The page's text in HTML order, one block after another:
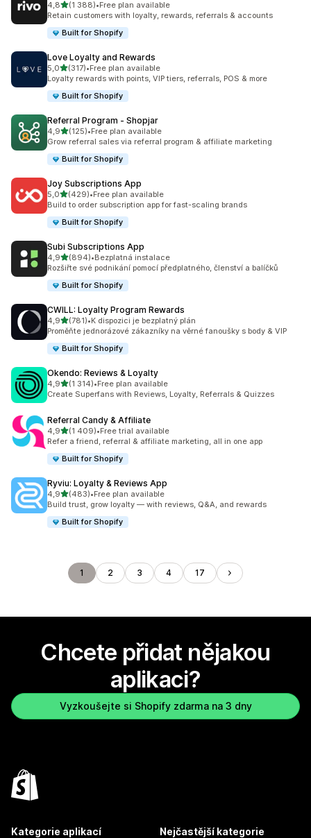
4,8z 5 hvězd
(1 388)
Celkový počet recenzí: 1388
•Free plan available
Retain customers with loyalty, rewards, referrals & accounts
Built for Shopify
Love Loyalty and Rewards
5,0z 5 hvězd
(317)
Celkový počet recenzí: 317
•Free plan available
Loyalty rewards with points, VIP tiers, referrals, POS & more
Built for Shopify
Referral Program ‑ Shopjar
4,9z 5 hvězd
(125)
Celkový počet recenzí: 125
•Free plan available
Grow referral sales via referral program & affiliate marketing
Built for Shopify
Joy Subscriptions App
5,0z 5 hvězd
(429)
Celkový počet recenzí: 429
•Free plan available
Build to order subscription app for fast-scaling brands
Built for Shopify
Subi Subscriptions App
4,9z 5 hvězd
(894)
Celkový počet recenzí: 894
•Bezplatná instalace
Rozšiřte své podnikání pomocí předplatného, členství a balíčků
Built for Shopify
CWILL: Loyalty Program Rewards
4,9z 5 hvězd
(781)
Celkový počet recenzí: 781
•K dispozici je bezplatný plán
Proměňte jednorázové zákazníky na věrné fanoušky s body & VIP
Built for Shopify
Okendo: Reviews & Loyalty
4,9z 5 hvězd
(1 314)
Celkový počet recenzí: 1314
•Free plan available
Create Superfans with Reviews, Loyalty, Referrals & Quizzes
Referral Candy & Affiliate
4,9z 5 hvězd
(1 409)
Celkový počet recenzí: 1409
•Free trial available
Refer a friend, referral & affiliate marketing, all in one app
Built for Shopify
Ryviu: Loyalty & Reviews App
4,9z 5 hvězd
(483)
Celkový počet recenzí: 483
•Free plan available
Build trust, grow loyalty — with reviews, Q&A, and rewards
Built for Shopify
1 2 3 4 17
Chcete přidat nějakou
aplikaci?
Vyzkoušejte si Shopify zdarma na 3 dny
Kategorie aplikací Nejčastější kategorie